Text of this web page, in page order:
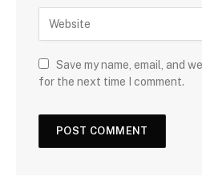
Save my name, email, and
for the next time I comment.